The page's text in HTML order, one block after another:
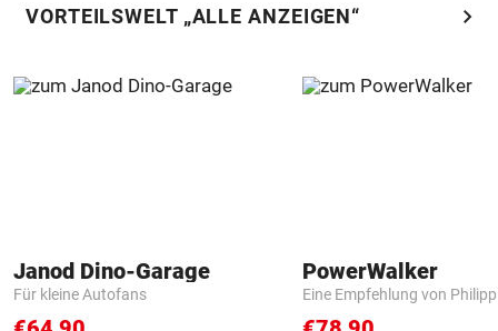
VORTEILSWELT „ALLE ANZEIGEN“ chevron_right
Janod Dino-Garage
Für kleine Autofans
PowerWalker
Eine Empfehlung von